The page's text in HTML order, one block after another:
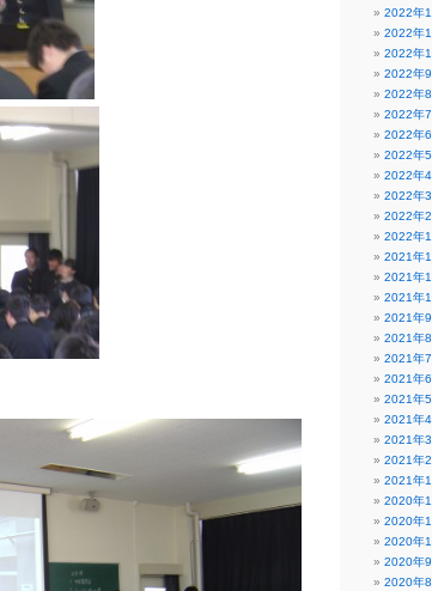
2022年
2022年
2022年
2022年9
2022年8
2022年7
2022年6
2022年5
2022年4
2022年3
2022年2
2022年1
2021年
2021年
2021年
2021年9
2021年8
2021年7
2021年6
2021年5
2021年4
2021年3
2021年2
2021年1
2020年
2020年
2020年
2020年9
2020年8